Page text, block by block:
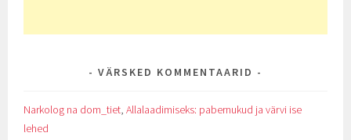
VÄRSKED KOMMENTAARID
Narkolog na dom_tiet,Allalaadimiseks: pabernukud ja värvi ise
lehed